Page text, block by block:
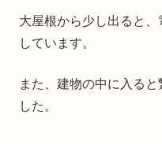
大屋根から少し出ると
しています。
また、建物の中に入る
した。